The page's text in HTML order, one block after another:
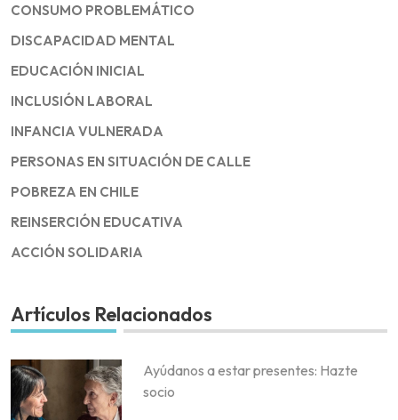
CONSUMO PROBLEMÁTICO
DISCAPACIDAD MENTAL
EDUCACIÓN INICIAL
INCLUSIÓN LABORAL
INFANCIA VULNERADA
PERSONAS EN SITUACIÓN DE CALLE
POBREZA EN CHILE
REINSERCIÓN EDUCATIVA
ACCIÓN SOLIDARIA
Artículos Relacionados
Ayúdanos a estar presentes: Hazte
socio